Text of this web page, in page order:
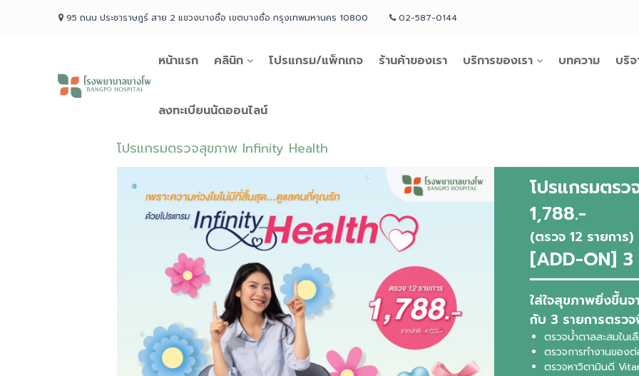
95 ถนน ประชาราษฎร์ สาย 2 แขวงบางซื่อ เขตบางซื่อ กรุงเทพมหานคร 10800 02-587-0144
โรง
พยาบาล
บางโพ
หน้าแรก คลินิก โปรแกรม/แพ็กเกจ ร้านค้าของเรา บริการของเรา บทความ บริ
ลงทะเบียนนัดออนไลน์
โปรแกรมตรวจสุขภาพ Infinity Health
โปรแกรมตร
1,788.-
(ตรวจ 12 รายการ)
[ADD-ON] 3
ใส่ใจสุขภาพยิ่งขึ้น
กับ 3 รายการตรว
ตรวจน้ำตาลสะสมในเ
ตรวจการทำงานของ
ตรวจหาวิตามินดี